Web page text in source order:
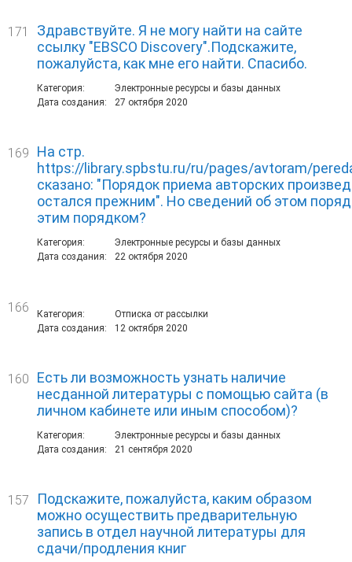
171
Здравствуйте. Я не могу найти на сайте
ссылку "EBSCO Discovery".Подскажите,
пожалуйста, как мне его найти. Спасибо.
Категория:
Электронные ресурсы и базы данных
Дата создания:
27 октября 2020
169
На стр.
https://library.spbstu.ru/ru/pages/avtoram/
сказано: "Порядок приема авторских
остался прежним". Но сведений об этом
этим порядком?
Категория:
Электронные ресурсы и базы данных
Дата создания:
22 октября 2020
166 Категория:
Отписка от рассылки
Дата создания:
12 октября 2020
160
Есть ли возможность узнать наличие
несданной литературы с помощью сайта (в
личном кабинете или иным способом)?
Категория:
Электронные ресурсы и базы данных
Дата создания:
21 сентября 2020
157
Подскажите, пожалуйста, каким образом
можно осуществить предварительную
запись в отдел научной литературы для
сдачи/продления книг